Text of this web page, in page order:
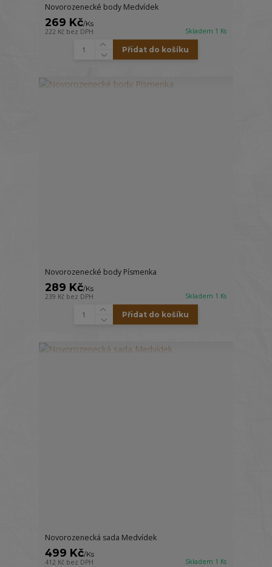
Novorozenecké body Medvídek
269 Kč/Ks
222 Kč bez DPH Skladem 1 Ks
Přidat do košíku
Novorozenecké body Písmenka
289 Kč/Ks
239 Kč bez DPH Skladem 1 Ks
Přidat do košíku
Novorozenecká sada Medvídek
499 Kč/Ks
412 Kč bez DPH Skladem 1 Ks